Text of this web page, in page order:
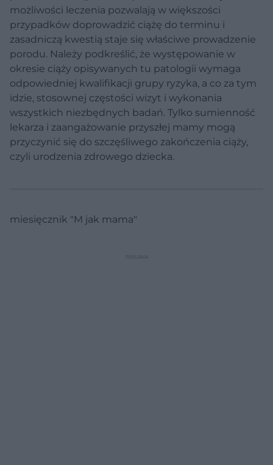
możliwości leczenia pozwalają w większości
przypadków doprowadzić ciążę do terminu i
zasadniczą kwestią staje się właściwe prowadzenie
porodu. Należy podkreślić, że występowanie w
okresie ciąży opisywanych tu patologii wymaga
odpowiedniej kwalifikacji grupy ryzyka, a co za tym
idzie, stosownej częstości wizyt i wykonania
wszystkich niezbędnych badań. Tylko sumienność
lekarza i zaangażowanie przyszłej mamy mogą
przyczynić się do szczęśliwego zakończenia ciąży,
czyli urodzenia zdrowego dziecka.
miesięcznik "M jak mama"